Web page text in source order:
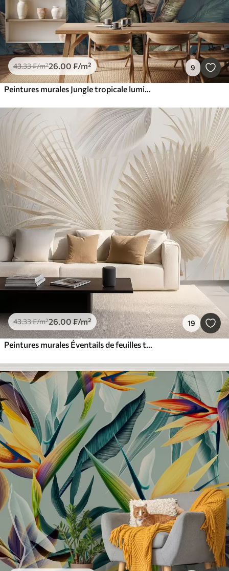
43.33₣/m²26.00 ₣/m² 9
Peintures murales Jungle tropicale lumineuse
43.33₣/m²26.00 ₣/m² 19
Peintures murales Éventails de feuilles tropicales douces dans des tons beige clair et bleutés